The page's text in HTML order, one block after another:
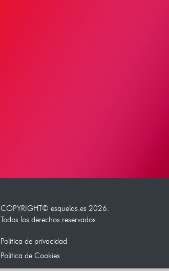
COPYRIGHT© esquelas.es 2026.
Todos los derechos reservados.
Política de privacidad
Política de Cookies